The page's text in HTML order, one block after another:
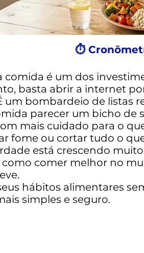
⏱
comida é um dos
basta abrir a internet
bombardeio de listas
parecer um bicho de
mais cuidado para o
fome ou cortar tudo o
está crescendo
comer melhor no
hábitos alimentares
simples e seguro.